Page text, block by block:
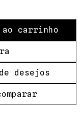
carrinho
desejos